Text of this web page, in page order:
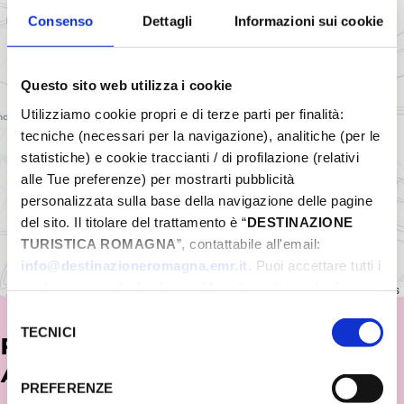
Consenso Dettagli Informazioni sui cookie
Questo sito web utilizza i cookie
Utilizziamo cookie propri e di terze parti per finalità:
tecniche (necessari per la navigazione), analitiche (per le
statistiche) e cookie traccianti / di profilazione (relativi
alle Tue preferenze) per mostrarti pubblicità
personalizzata sulla base della navigazione delle pagine
del sito. Il titolare del trattamento è “DESTINAZIONE
TURISTICA ROMAGNA”, contattabile all'email:
info@destinazioneromagna.emr.it . Puoi accettare tutti i
gestire le tue preferenze facendo clic su “Personalizza”.
Qualora acconsenti a tutti i cookie i Tuoi dati potranno
attualmente non fornisce garanzie idonee per il
delTECNICI
PREFERENZE
Leaflet|©OpenStreetMapcontributors
POTREBBE INTERESSARTI
ANCHE...